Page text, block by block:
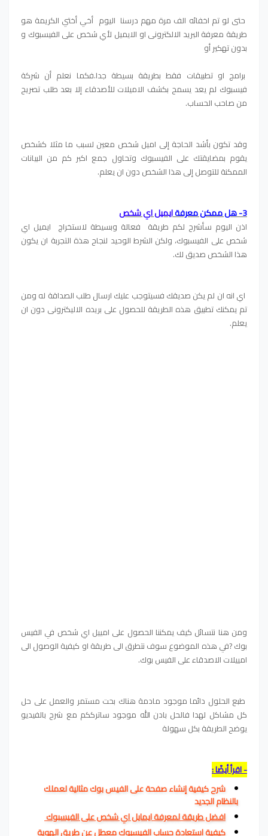
حتى لو تم اخفائه الف مرة مهم درسنا اليوم أخي أختي الكريمة هو
طريقة معرفة البريد الالكترونى او الايميل لأي شخص على الفيسبوك و
بدون تهكير أو
برامج او تطبيقات فقط بطريقة بسيطة جدا.فكما نعلم أن شركة
فيسبوك لم يعد يسمح بكشف الاميلات للأصدقاء إلا بعد طلب تصريح
من صاحب الحساب.
وقد تكون بأشد الحاجة إلى اميل شخص معين لسبب ما مثلا كشخص
يقوم بمضايقتك على الفيسبوك وتحاول جمع اكبر كم من البيانات
الممكنة للتوصل إلى هذا الشخص دون ان يعلم.
3- هل ممكن معرفة ايميل اي شخص
اذن اليوم سأشرح لكم طريقة فعالة وبسيطة لاستخراج ايميل اي
شخص على الفيسبوك، ولكن الشرط الوحيد لنجاح هذة التجربة ان يكون
هذا الشخص صديق لك.
اي انه ان لم يكن صديقك فسيتوجب عليك ارسال طلب الصداقة له ومن
تم يمكنك تطبيق هذه الطريقة للحصول على بريده الاليكترونى دون ان
يعلم.
ومن هنا نتسائل كيف يمكننا الحصول على امييل اي شخص في الفيس
بوك ?في هذه الموضوع سوف نتطرق الى طريقة او كيفية الوصول الى
امييلات الاصدقاء على الفيس بوك.
طبع الحلول دائما موجود مادمة هناك بحت مستمر والعمل على حل
كل مشاكل لهدا فالحل بادن الله موجود ساترككم مع شرح بالفيديو
يوضح الطريقة بكل سهولة
- اقرأ أيضًا :
شرح كيفية إنشاء صفحة على الفيس بوك مثالية لعملك
بالنظام الجديد
افضل طريقة لمعرفة ايمايل اي شخص على الفيسبوك
كيفية استعادة حساب الفيسبوك معطل عن طريق الهوية